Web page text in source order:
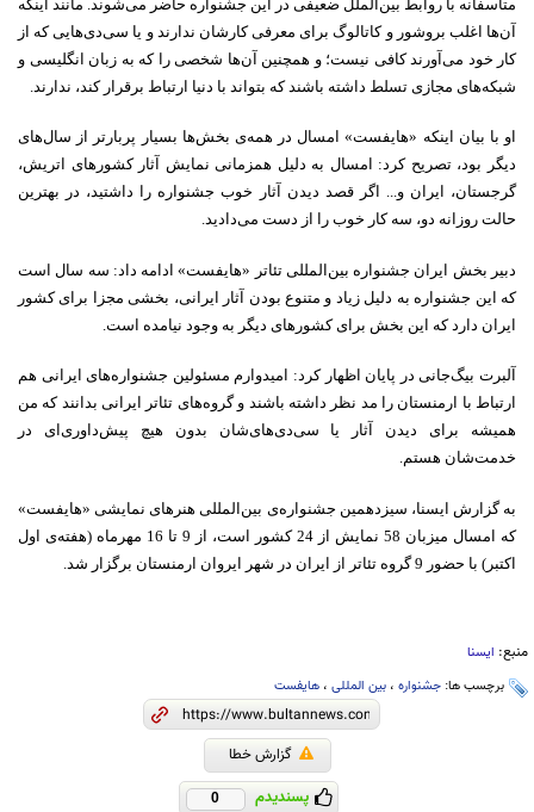
متاسفانه با روابط بین‌الملل ضعیفی در این جشنواره حاضر می‌شوند. مانند اینکه
آن‌ها اغلب بروشور و کاتالوگ برای معرفی کارشان ندارند و یا سی‌دی‌هایی که از
کار خود می‌آورند کافی نیست؛ و همچنین آن‌ها شخصی را که به زبان انگلیسی و
شبکه‌های مجازی تسلط داشته باشند که بتواند با دنیا ارتباط برقرار کند، ندارند.
او با بیان اینکه «هایفست» امسال در همه‌ی بخش‌ها بسیار پربارتر از سال‌های
دیگر بود، تصریح کرد: امسال به دلیل همزمانی نمایش آثار کشورهای اتریش،
گرجستان، ایران و... اگر قصد دیدن آثار خوب جشنواره را داشتید، در بهترین
حالت روزانه دو، سه کار خوب را از دست می‌دادید.
دبیر بخش ایران جشنواره بین‌المللی تئاتر «هایفست» ادامه داد: سه سال است
که این جشنواره به دلیل زیاد و متنوع بودن آثار ایرانی، بخشی مجزا برای کشور
ایران دارد که این بخش برای کشورهای دیگر به وجود نیامده است.
آلبرت بیگ‌جانی در پایان اظهار کرد: امیدوارم مسئولین جشنواره‌های ایرانی هم
ارتباط با ارمنستان را مد نظر داشته باشند و گروه‌های تئاتر ایرانی بدانند که من
همیشه برای دیدن آثار یا سی‌دی‌های‌شان بدون هیچ پیش‌داوری‌ای در
خدمت‌شان هستم.
به گزارش ایسنا، سیزدهمین جشنواره‌ی بین‌المللی هنرهای نمایشی «هایفست»
که امسال میزبان 58 نمایش از 24 کشور است، از 9 تا 16 مهرماه (هفته‌ی اول
اکتبر) با حضور 9 گروه تئاتر از ایران در شهر ایروان ارمنستان برگزار شد.
منبع: ایسنا
برچسب ها: جشنواره ، بین المللی ، هایفست
گزارش خطا
پسندیدم 0